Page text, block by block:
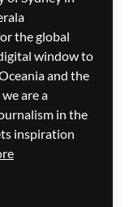
ആശങ്ക
ago
–
the global
window to
and the
are a
in the
inspiration